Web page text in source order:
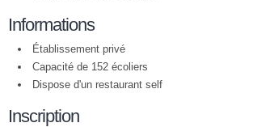
Informations
Établissement privé
Capacité de 152 écoliers
Dispose d'un restaurant self
Inscription